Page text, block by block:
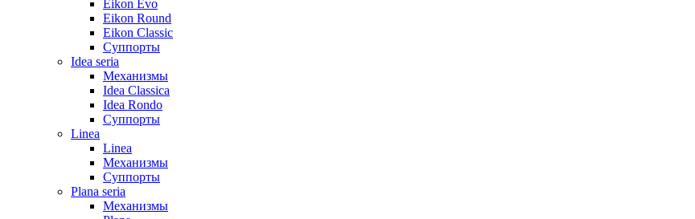
Eikon Evo
Eikon Round
Eikon Classic
Суппорты
Idea seria
Механизмы
Idea Classica
Idea Rondo
Суппорты
Linea
Linea
Механизмы
Суппорты
Plana seria
Механизмы